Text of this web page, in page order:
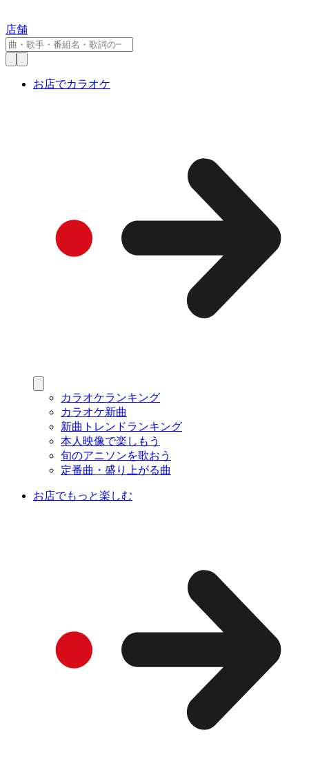
店舗
お店でカラオケ
カラオケランキング
カラオケ新曲
新曲トレンドランキング
本人映像で楽しもう
旬のアニソンを歌おう
定番曲・盛り上がる曲
お店でもっと楽しむ